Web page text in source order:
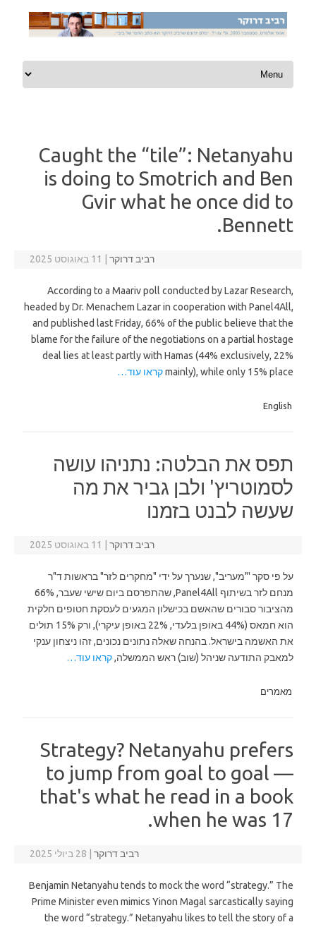
Skip to content
Caught the “tile”: Netanyahu
is doing to Smotrich and Ben
Gvir what he once did to
Bennett.
רביב דרוקר 11 באוגוסט 2025
According to a Maariv poll conducted by Lazar Research,
headed by Dr. Menachem Lazar in cooperation with Panel4All,
and published last Friday, 66% of the public believe that the
blame for the failure of the negotiations on a partial hostage
deal lies at least partly with Hamas (44% exclusively, 22%
mainly), while only 15% placeקראו עוד…
English
תפס את הבלטה: נתניהו עושה
לסמוטריץ' ולבן גביר את מה
שעשה לבנט בזמנו
רביב דרוקר 11 באוגוסט 2025
על פי סקר '"מעריב", שנערך על ידי "מחקרים לזר" בראשות ד"ר
מנחם לזר בשיתוף Panel4All, שהתפרסם ביום שישי שעבר, 66%
מהציבור סבורים שהאשם בכישלון המגעים לעסקת חטופים חלקית
הוא חמאס (44% באופן בלעדי, 22% באופן עיקרי), ורק 15% תולים
את האשמה בישראל. בהנחה שאלה נתונים נכונים, זהו ניצחון ענקי
למאבק התודעה שניהל (שוב) ראש הממשלה,קראו עוד…
מאמרים
Strategy? Netanyahu prefers
to jump from goal to goal —
that's what he read in a book
when he was 17.
רביב דרוקר 28 ביולי 2025
Benjamin Netanyahu tends to mock the word “strategy.” The
Prime Minister even mimics Yinon Magal sarcastically saying
the word “strategy.” Netanyahu likes to tell the story of a